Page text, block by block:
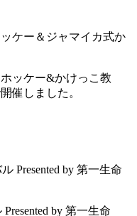
ケー＆ジャマイカ式か
ッケー&かけっこ教
催しました。
by 第一生命